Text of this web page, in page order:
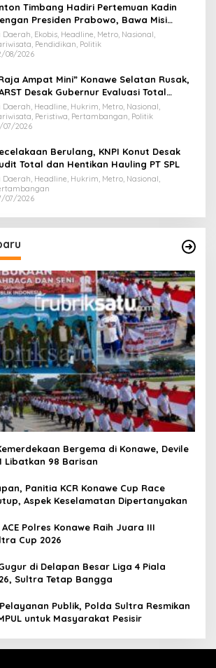
Timbang Hadiri Pertemuan Kadin
Presiden Prabowo, Bawa Misi
Ekonomi Sultra
Daerah, Ekobis, Headline, Metro, Nasional,
Pendidikan, Politik
08/2026
Ampat Mini” Konawe Selatan Rusak,
Desak Gubernur Evaluasi Total
Sultra
Daerah, Headline, Hukrim, Metro, Nasional,
Peristiwa, Pertambangan, Politik
07/2026
Berulang, KNPI Konut Desak
Total dan Hentikan Hauling PT SPL
Daerah, Headline, Hukrim, Metro, Nasional,
07/2026
Bergema di Konawe, Devile
Libatkan 98 Barisan
Panitia KCR Konawe Cup Race
Aspek Keselamatan Dipertanyakan
ACE Polres Konawe Raih Juara III
Cup 2026
di Delapan Besar Liga 4 Piala
Sultra Tetap Bangga
Publik, Polda Sultra Resmikan
untuk Masyarakat Pesisir